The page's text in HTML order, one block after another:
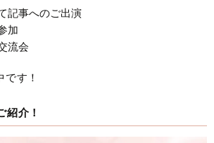
記事へのご出演
加
流会
す！
紹介！